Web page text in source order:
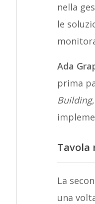
nella
le
Ada
prima
Building
Tavola
La
una